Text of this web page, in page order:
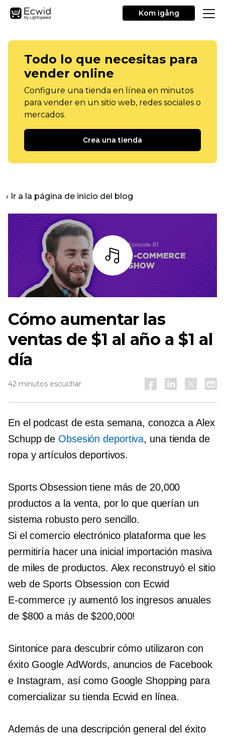
Kom igång
Todo lo que necesitas para
vender online
Configure una tienda en línea en minutos
para vender en un sitio web, redes sociales o
mercados.
Crea una tienda
‹ Ir a la página de inicio del blog
Cómo aumentar las
ventas de $1 al año a $1 al
día
42 minutos escuchar
En el podcast de esta semana, conozca a Alex
Schupp de Obsesión deportiva, una tienda de
ropa y artículos deportivos.
Sports Obsession tiene más de 20,000
productos a la venta, por lo que querían un
sistema robusto pero sencillo.
Si el comercio electrónico plataforma que les
permitiría hacer una inicial importación masiva
de miles de productos. Alex reconstruyó el sitio
web de Sports Obsession con Ecwid
E-commerce ¡y aumentó los ingresos anuales
de $800 a más de $200,000!
Sintonice para descubrir cómo utilizaron con
éxito Google AdWords, anuncios de Facebook
e Instagram, así como Google Shopping para
comercializar su tienda Ecwid en línea.
Además de una descripción general del éxito